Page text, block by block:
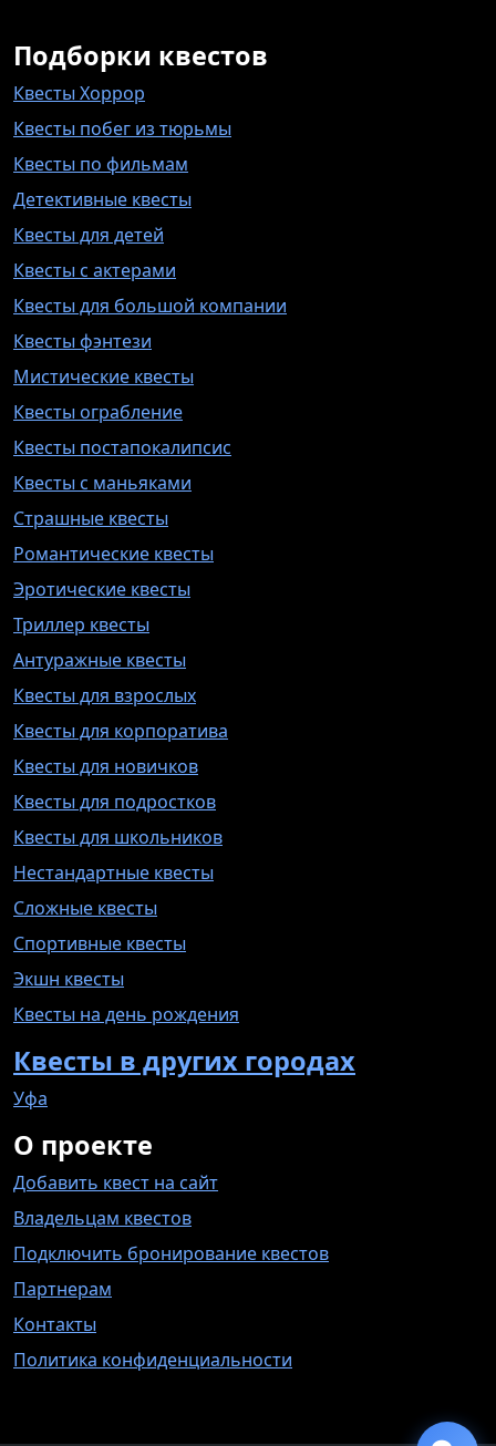
Подборки квестов
Квесты Хоррор
Квесты побег из тюрьмы
Квесты по фильмам
Детективные квесты
Квесты для детей
Квесты с актерами
Квесты для большой компании
Квесты фэнтези
Мистические квесты
Квесты ограбление
Квесты постапокалипсис
Квесты с маньяками
Страшные квесты
Романтические квесты
Эротические квесты
Триллер квесты
Антуражные квесты
Квесты для взрослых
Квесты для корпоратива
Квесты для новичков
Квесты для подростков
Квесты для школьников
Нестандартные квесты
Сложные квесты
Спортивные квесты
Экшн квесты
Квесты на день рождения
Квесты в других городах
Уфа
О проекте
Добавить квест на сайт
Владельцам квестов
Подключить бронирование квестов
Партнерам
Контакты
Политика конфиденциальности